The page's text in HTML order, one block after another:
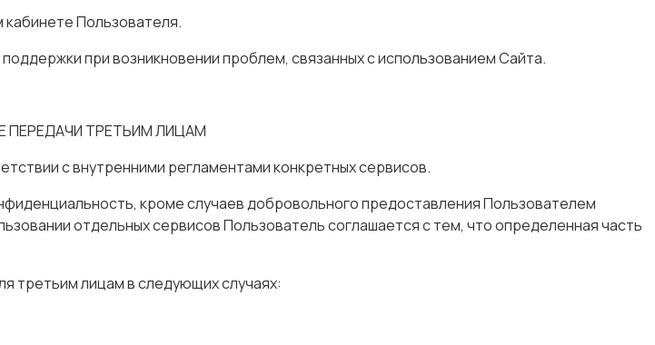
Пользователя.
при возникновении проблем, связанных с использованием Сайта.
ПЕРЕДАЧИ ТРЕТЬИМ ЛИЦАМ
с внутренними регламентами конкретных сервисов.
кроме случаев добровольного предоставления Пользователем
отдельных сервисов Пользователь соглашается с тем, что определенная часть
третьим лицам в следующих случаях: